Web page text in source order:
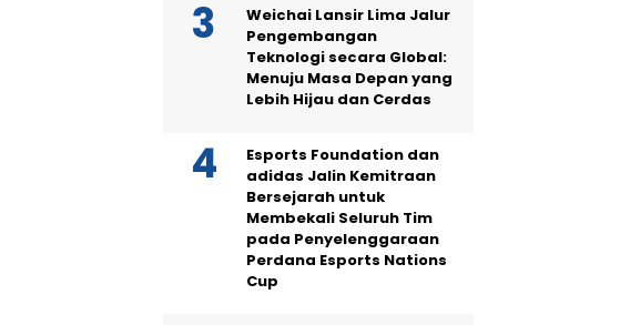
Weichai Lansir Lima Jalur
Pengembangan
Teknologi secara Global:
Menuju Masa Depan yang
Lebih Hijau dan Cerdas
Esports Foundation dan
adidas Jalin Kemitraan
Bersejarah untuk
Membekali Seluruh Tim
pada Penyelenggaraan
Perdana Esports Nations
Cup